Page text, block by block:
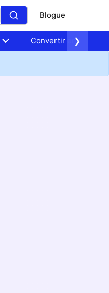
Blogue
Convertir en Nef
❯